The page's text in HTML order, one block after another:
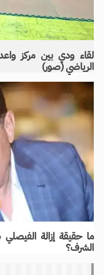
لقاء ودي بين مركز
الرياضي (صور)
ما حقيقة إزالة
الشرف؟